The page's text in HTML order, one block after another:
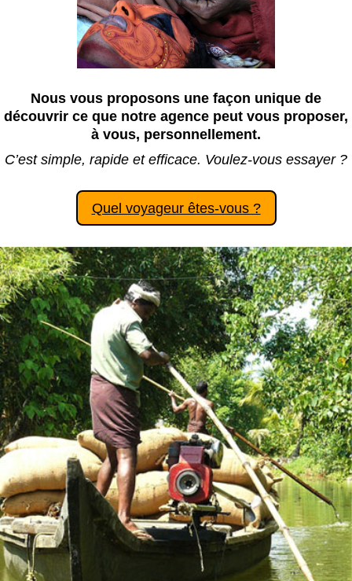
Nous vous proposons une façon unique de
découvrir ce que notre agence peut vous proposer,
à vous, personnellement.
C’est simple, rapide et efficace. Voulez-vous essayer ?
Quel voyageur êtes-vous ?